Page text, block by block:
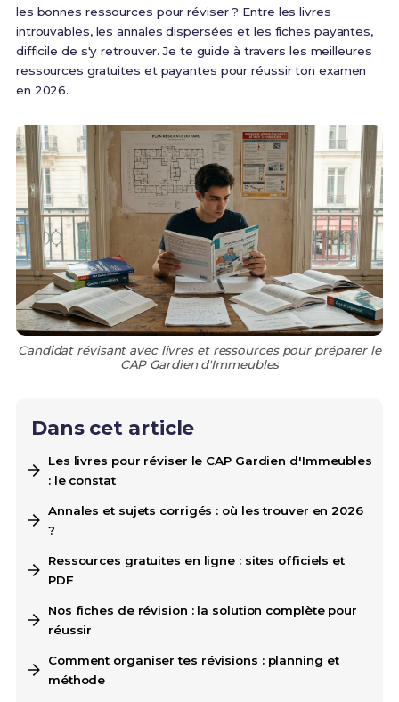
les bonnes ressources pour réviser ? Entre les livres
introuvables, les annales dispersées et les fiches payantes,
difficile de s'y retrouver. Je te guide à travers les meilleures
ressources gratuites et payantes pour réussir ton examen
en 2026.
Candidat révisant avec livres et ressources pour préparer le
CAP Gardien d'Immeubles
Dans cet article
Les livres pour réviser le CAP Gardien d'Immeubles
: le constat
Annales et sujets corrigés : où les trouver en 2026
?
Ressources gratuites en ligne : sites officiels et
PDF
Nos fiches de révision : la solution complète pour
réussir
Comment organiser tes révisions : planning et
méthode